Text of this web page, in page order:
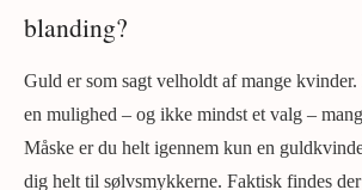
blanding?
Guld er som sagt velholdt af mange
en mulighed – og ikke mindst et valg –
Måske er du helt igennem kun en
dig helt til sølvsmykkerne. Faktisk findes